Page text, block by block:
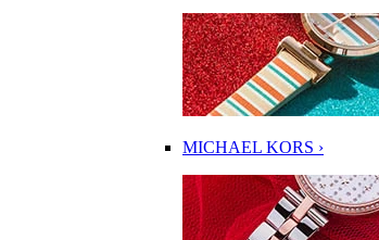
MICHAEL KORS ›